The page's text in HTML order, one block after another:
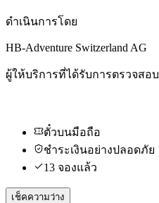
ดำเนินการโดย
HB-Adventure Switzerland AG
ผู้ให้บริการที่ได้รับการตรวจสอบ
ตั๋วบนมือถือ
ชำระเงินอย่างปลอดภัย
13 จองแล้ว
เช็คความว่าง